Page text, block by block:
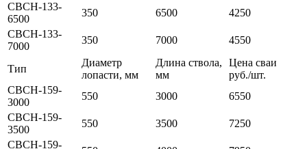
СВСН-133-
6500
350 6500
4250
СВСН-133-
7000
350 7000 4550
Тип
Диаметр
лопасти, мм
Длина ствола,
мм
Цена сваи
руб./шт.
СВСН-159-
3000
550 3000
6550
СВСН-159-
3500
550 3500
7250
СВСН-159-